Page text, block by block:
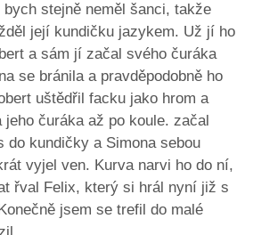
bych stejně neměl šanci, takže
její kundičku jazykem. Už jí ho
a sám jí začal svého čuráka
se bránila a pravděpodobně ho
uštědřil facku jako hrom a
jeho čuráka až po koule. začal
do kundičky a Simona sebou
vyjel ven. Kurva narvi ho do ní,
řval Felix, který si hrál nyní již s
jsem se trefil do malé